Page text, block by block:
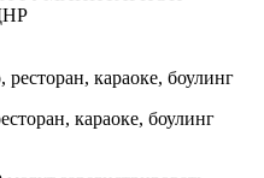
караоке, боулинг